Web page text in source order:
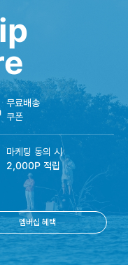
무료배송
쿠폰
마케팅 동의 시
2,000P 적립
멤버십 혜택